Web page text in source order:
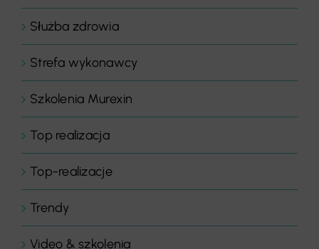
Służba zdrowia
Strefa wykonawcy
Szkolenia Murexin
Top realizacja
Top-realizacje
Trendy
Video & szkolenia